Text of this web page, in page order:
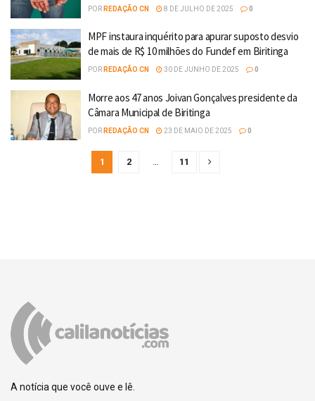
POR REDAÇÃO CN 8 DE JULHO DE 2025 0
MPF instaura inquérito para apurar suposto desvio
de mais de R$ 10 milhões do Fundef em Biritinga
POR REDAÇÃO CN 30 DE JUNHO DE 2025 0
Morre aos 47 anos Joivan Gonçalves presidente da
Câmara Municipal de Biritinga
POR REDAÇÃO CN 23 DE MAIO DE 2025 0
1 2 … 11
A notícia que você ouve e lê.